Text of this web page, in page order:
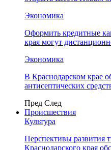
Экономика
Оформить кредитные
края могут
Экономика
В Краснодарском крае
антисептических
Пред След
Происшествия
Культура
Перспективы развития
Краснодарского края